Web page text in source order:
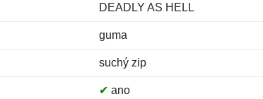
DEADLY AS HELL
guma
suchý zip
✔ ano